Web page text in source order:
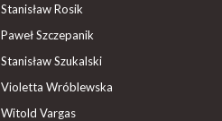
Stanisław Rosik
Paweł Szczepanik
Stanisław Szukalski
Violetta Wróblewska
Witold Vargas